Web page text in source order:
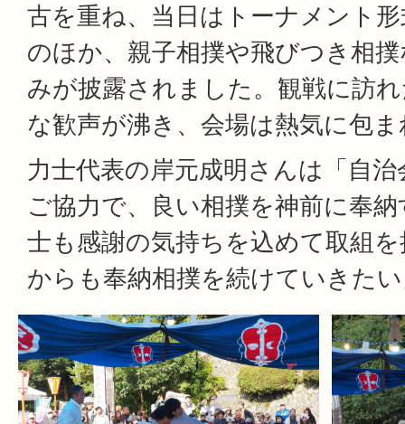
古を重ね、当日はトーナメント
のほか、親子相撲や飛びつき相
みが披露されました。観戦に訪
な歓声が沸き、会場は熱気に包
力士代表の岸元成明さんは「自
ご協力で、良い相撲を神前に奉
士も感謝の気持ちを込めて取組
からも奉納相撲を続けていきた